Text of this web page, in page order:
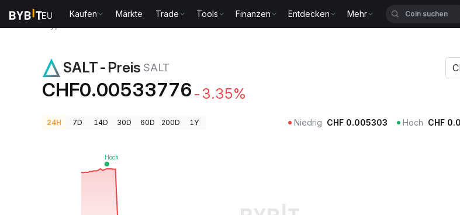
Kaufen Märkte Trade Tools Finanzen Entdecken Mehr
SALT-Preis SALT
CHF0.00533776 -3.35%
24H 7D 14D 30D 60D 200D 1Y Niedrig CHF 0.005303 Hoch CHF